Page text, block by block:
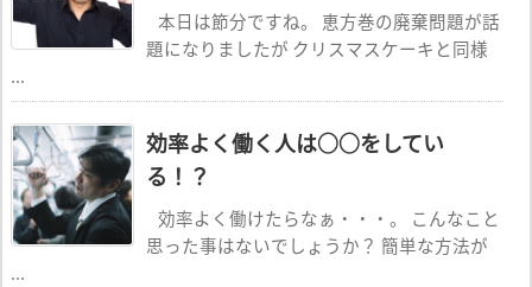
本日は節分ですね。 恵方巻の廃棄問題が話
題になりましたが クリスマスケーキと同様
...
効率よく働く人は○○をしてい
る！？
効率よく働けたらなぁ・・・。 こんなこと
思った事はないでしょうか？ 簡単な方法が
...